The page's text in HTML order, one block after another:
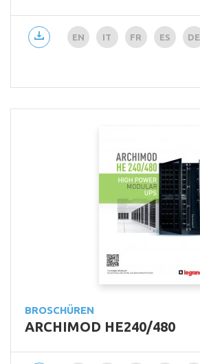
EN IT FR ES DE
BROSCHÜREN
ARCHIMOD HE240/480